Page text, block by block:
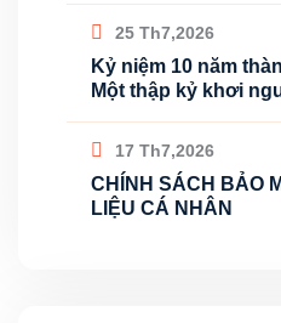
25 Th7,2026
Kỷ niệm 10 năm
Một thập kỷ khơi
17 Th7,2026
CHÍNH SÁCH BẢO
LIỆU CÁ NHÂN